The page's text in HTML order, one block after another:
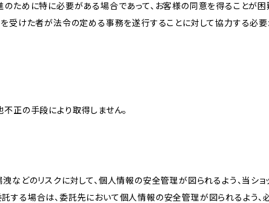
ために特に必要がある場合であって、お客様の同意を得ることが困
受けた者が法令の定める事務を遂行することに対して協力する必
正の手段により取得しません。
などのリスクに対して、個人情報の安全管理が図られるよう、当シ
する場合は、委託先において個人情報の安全管理が図られるよう、